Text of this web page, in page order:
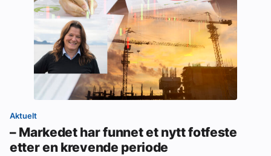
Aktuelt
– Markedet har funnet et nytt fotfeste
etter en krevende periode